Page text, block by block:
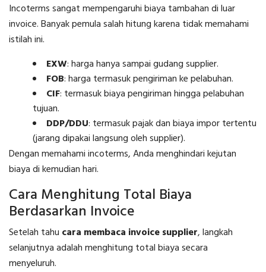
Incoterms sangat mempengaruhi biaya tambahan di luar
invoice. Banyak pemula salah hitung karena tidak memahami
istilah ini.
EXW: harga hanya sampai gudang supplier.
FOB: harga termasuk pengiriman ke pelabuhan.
CIF: termasuk biaya pengiriman hingga pelabuhan
tujuan.
DDP/DDU: termasuk pajak dan biaya impor tertentu
(jarang dipakai langsung oleh supplier).
Dengan memahami incoterms, Anda menghindari kejutan
biaya di kemudian hari.
Cara Menghitung Total Biaya
Berdasarkan Invoice
Setelah tahu cara membaca invoice supplier, langkah
selanjutnya adalah menghitung total biaya secara
menyeluruh.